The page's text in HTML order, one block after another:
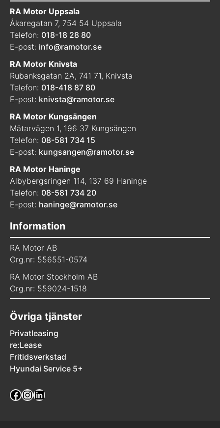
RA Motor Uppsala
Åkaregatan 7, 754 54 Uppsala
Telefon: 018-18 28 80
E-post: info@ramotor.se
RA Motor Knivsta
Rubanksgatan 2A, 741 71, Knivsta
Telefon: 018-418 87 80
E-post: knivsta@ramotor.se
RA Motor Kungsängen
Mätarvägen 1, 196 37 Kungsängen
Telefon: 08-581 734 15
E-post: kungsangen@ramotor.se
RA Motor Haninge
Albybergsringen 114, 137 69 Haninge
Telefon: 08-581 734 20
E-post: haninge@ramotor.se
Information
RA Motor AB
Org.nr: 556551-0574
RA Motor Stockholm AB
Org.nr: 559024-1518
Övriga tjänster
Privatleasing
re:Lease
Fritidsverkstad
Hyundai Service 5+
Facebook
Instagram
LinkedIn